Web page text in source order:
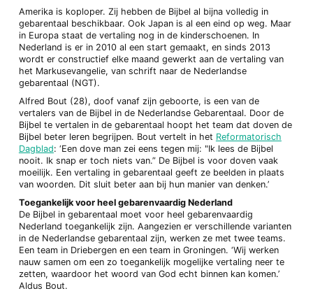
Amerika is koploper. Zij hebben de Bijbel al bijna volledig in
gebarentaal beschikbaar. Ook Japan is al een eind op weg. Maar
in Europa staat de vertaling nog in de kinderschoenen. In
Nederland is er in 2010 al een start gemaakt, en sinds 2013
wordt er constructief elke maand gewerkt aan de vertaling van
het Markusevangelie, van schrift naar de Nederlandse
gebarentaal (NGT).
Alfred Bout (28), doof vanaf zijn geboorte, is een van de
vertalers van de Bijbel in de Nederlandse Gebarentaal. Door de
Bijbel te vertalen in de gebarentaal hoopt het team dat doven de
Bijbel beter leren begrijpen. Bout vertelt in het Reformatorisch
Dagblad: ‘Een dove man zei eens tegen mij: "Ik lees de Bijbel
nooit. Ik snap er toch niets van.” De Bijbel is voor doven vaak
moeilijk. Een vertaling in gebarentaal geeft ze beelden in plaats
van woorden. Dit sluit beter aan bij hun manier van denken.’
Toegankelijk voor heel gebarenvaardig Nederland
De Bijbel in gebarentaal moet voor heel gebarenvaardig
Nederland toegankelijk zijn. Aangezien er verschillende varianten
in de Nederlandse gebarentaal zijn, werken ze met twee teams.
Een team in Driebergen en een team in Groningen. ‘Wij werken
nauw samen om een zo toegankelijk mogelijke vertaling neer te
zetten, waardoor het woord van God echt binnen kan komen.’
Aldus Bout.